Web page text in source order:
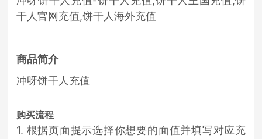
干人官网充值,饼干人海外充值
商品简介
冲呀饼干人充值
购买流程
1. 根据页面提示选择你想要的面值并填写对应充